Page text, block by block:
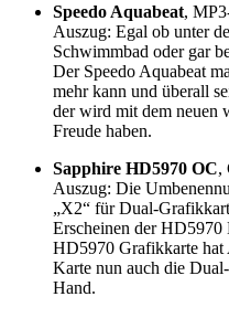
Speedo Aquabeat,
Auszug: Egal ob unter
Schwimmbad oder gar
Der Speedo Aquabeat
mehr kann und überall
der wird mit dem neuen
Freude haben.
Sapphire HD5970 OC,
Auszug: Die
„X2“ für Dual-
Erscheinen der
HD5970 Grafikkarte hat
Karte nun auch die
Hand.